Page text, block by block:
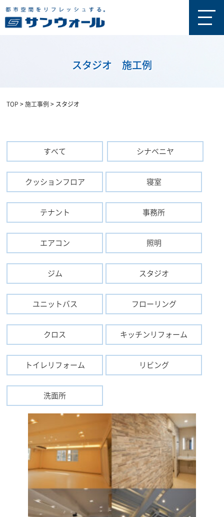
スタジオ 施工例
TOP >施工事例 > スタジオ
すべて シナベニヤ
クッションフロア 寝室
テナント 事務所
エアコン 照明
ジム スタジオ
ユニットバス フローリング
クロス キッチンリフォーム
トイレリフォーム リビング
洗面所